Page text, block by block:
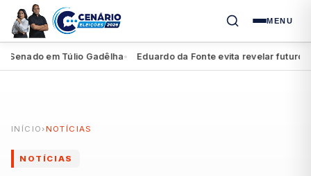
MENU
em Túlio Gadêlha● Eduardo da Fonte evita revelar futuro de
INÍCIO › NOTÍCIAS
NOTÍCIAS